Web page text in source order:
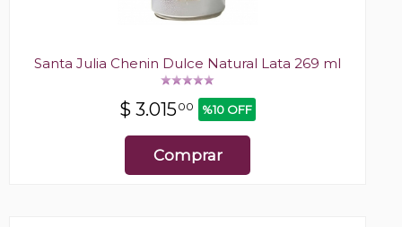
Santa Julia Chenin Dulce Natural Lata 269 ml
$ 3.01500 %10 OFF
Comprar